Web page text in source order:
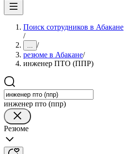
Поиск сотрудников в Абакане
/
... /
резюме в Абакане/
инженер ПТО (ППР)
инженер пто (ппр)
Резюме